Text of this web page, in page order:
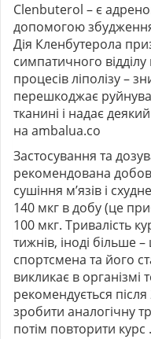
Clenbuterol – є
допомогою
Дія Кленбутерола
симпатичного
процесів ліполізу –
перешкоджає
тканині і надає
на ambalua.co
Застосування та
рекомендована
сушіння м’язів і
140 мкг в добу (це
100 мкг. Тривалість
тижнів, іноді більше
спортсмена та його
викликає в організмі
рекомендується
зробити аналогічну
потім повторити курс .